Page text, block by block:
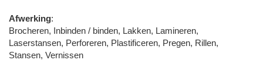
Afwerking:
Brocheren, Inbinden / binden, Lakken, Lamineren,
Laserstansen, Perforeren, Plastificeren, Pregen, Rillen,
Stansen, Vernissen